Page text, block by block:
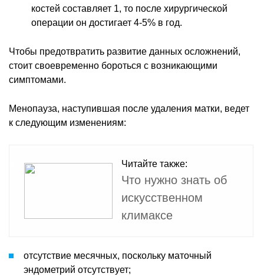
костей составляет 1, то после хирургической
операции он достигает 4-5% в год.
Чтобы предотвратить развитие данных осложнений,
стоит своевременно бороться с возникающими
симптомами.
Менопауза, наступившая после удаления матки, ведет
к следующим изменениям:
Читайте также:
Что нужно знать об
искусственном
климаксе
отсутствие месячных, поскольку маточный
эндометрий отсутствует;